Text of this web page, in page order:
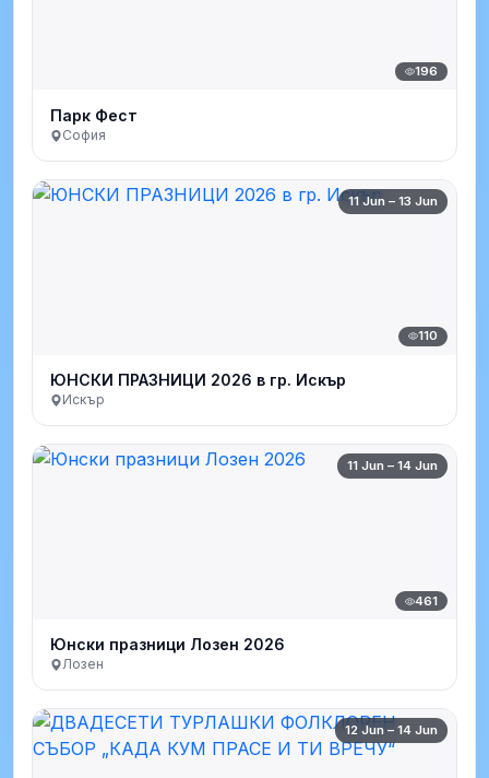
196
Парк Фест
София
11 Jun – 13 Jun
110
ЮНСКИ ПРАЗНИЦИ 2026 в гр. Искър
Искър
11 Jun – 14 Jun
461
Юнски празници Лозен 2026
Лозен
12 Jun – 14 Jun